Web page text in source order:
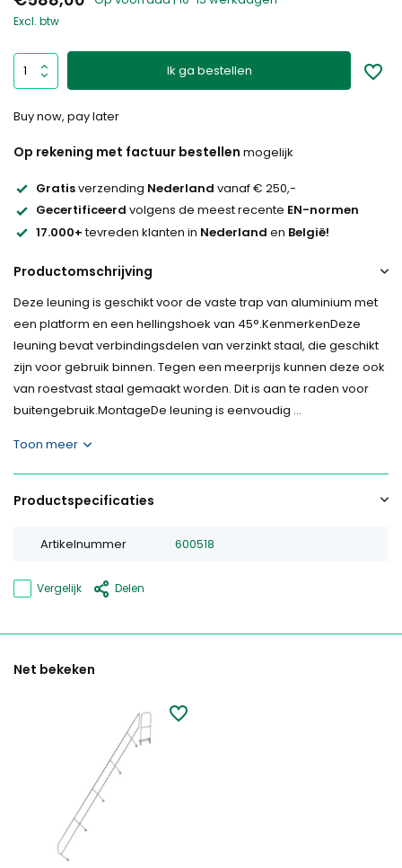
Excl. btw
Ik ga bestellen
Buy now, pay later
Op rekening met factuur bestellen mogelijk
Gratisverzending Nederland vanaf € 250,-
Gecertificeerd volgens de meest recente EN-normen
17.000+tevreden klanten in Nederland en België!
Productomschrijving
Deze leuning is geschikt voor de vaste trap van aluminium met
een platform en een hellingshoek van 45°.KenmerkenDeze
leuning bevat verbindingsdelen van verzinkt staal, die geschikt
zijn voor gebruik binnen. Tegen een meerprijs kunnen deze ook
van roestvast staal gemaakt worden. Dit is aan te raden voor
buitengebruik.MontageDe leuning is eenvoudig ...
Toon meer
Productspecificaties
Artikelnummer 600518
Vergelijk Delen
Net bekeken